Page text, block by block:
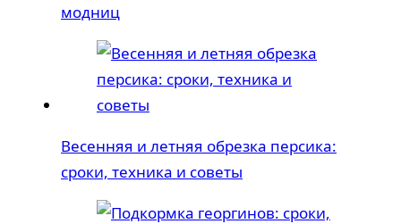
модниц
Весенняя и летняя обрезка персика:
сроки, техника и советы